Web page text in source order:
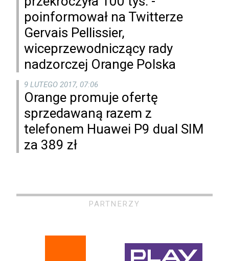
poinformował na Twitterze
Gervais Pellissier,
wiceprzewodniczący rady
nadzorczej Orange Polska
9 LUTEGO 2017, 07:06
Orange promuje ofertę
sprzedawaną razem z
telefonem Huawei P9 dual SIM
za 389 zł
PARTNERZY